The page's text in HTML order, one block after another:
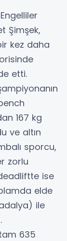
Şimşek,
kez daha
etti.
167 kg
ve altın
sporcu,
zorlu
ise
elde
ile
635